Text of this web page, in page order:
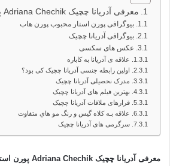
معرفی آدریانا چچیک Adriana Chechik پورن استار
بیوگرافی پورن استار محبوب پورن هاب
بیوگرافی آدریانا چچیک
عکس های سکسی
علاقه ی آدریانا به کاباره
اولین رابطه جنسی آدریانا چچیک کی بود؟
مدرک نحصیلی آدریانا چچیک
بهترین فیلم های آدریانا چچیک
قرارهای ملاقات آدریانا چچیک
علاقه بـه کلاه گیس و رنگ مو هاي متفاوت
سرگرمی های آدریانا چچیک
معرفی آدریانا چچیک Adriana Chechik پورن استار